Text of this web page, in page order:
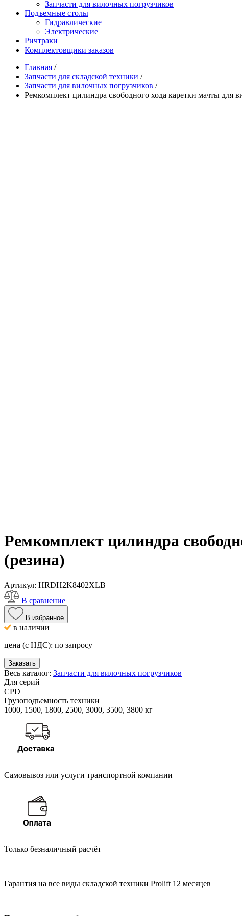
Запчасти для вилочных погрузчиков
Подъемные столы
Гидравлические
Электрические
Ричтраки
Комплектовщики заказов
Главная /
Запчасти для складской техники /
Запчасти для вилочных погрузчиков /
Ремкомплект цилиндра свободного хода каретки мачты для
Ремкомплект цилиндра
(резина)
Артикул: HRDH2K8402XLB
В сравнение
В избранное
в наличии
цена (с НДС): по запросу
Заказать
Весь каталог: Запчасти для вилочных погрузчиков
Для серий
CPD
Грузоподъемность техники
1000, 1500, 1800, 2500, 3000, 3500, 3800 кг
Самовывоз или услуги транспортной компании
Только безналичный расчёт
Гарантия на все виды складской техники Prolift 12 месяцев